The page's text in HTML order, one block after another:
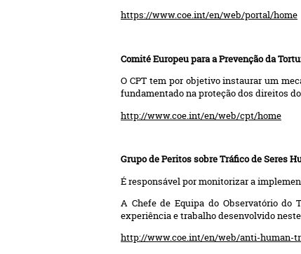
https://www.coe.int/en/web/portal/home
Comité Europeu para a Prevenção da
O CPT tem por objetivo instaurar um
fundamentado na proteção dos direitos
http://www.coe.int/en/web/cpt/home
Grupo de Peritos sobre Tráfico de Seres
É responsável por monitorizar a
A Chefe de Equipa do Observatório do
experiência e trabalho desenvolvido
http://www.coe.int/en/web/anti-human-